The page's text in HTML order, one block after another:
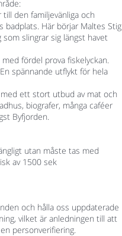
den familjevänliga och
badplats. Här börjar Maltes Stig
slingrar sig längst havet
fördel prova fiskelyckan.
spännande utflykt för hela
ett stort utbud av mat och
biografer, många caféer
Byfjorden.
utan måste tas med
av 1500 sek
och hålla oss uppdaterade
vilket är anledningen till att
personverifiering.